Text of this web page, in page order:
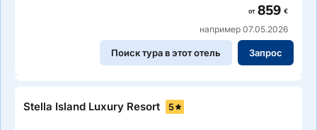
от 859 €
например 07.05.2026
Поиск тура в этот отель Запрос
Stella Island Luxury Resort 5